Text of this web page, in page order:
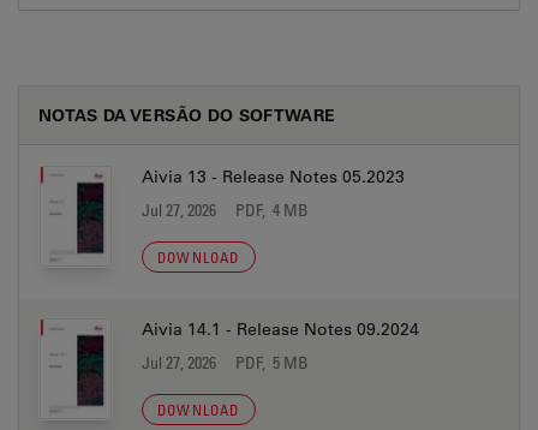
NOTAS DA VERSÃO DO SOFTWARE
Aivia 13 - Release Notes 05.2023
Jul 27, 2026 PDF, 4 MB
DOWNLOAD
Aivia 14.1 - Release Notes 09.2024
Jul 27, 2026 PDF, 5 MB
DOWNLOAD